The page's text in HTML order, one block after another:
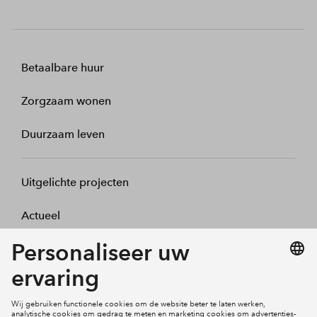
Betaalbare huur
Zorgzaam wonen
Duurzaam leven
Uitgelichte projecten
Actueel
Over BPD Woningfonds